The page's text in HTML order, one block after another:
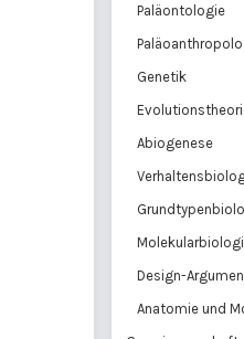
Paläontologie
Genetik
Abiogenese
Design-
Anatomie und